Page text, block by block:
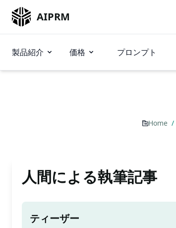
AIPRM
製品紹介 価格 プロンプト
Home /
人間による執筆記事
ティーザー